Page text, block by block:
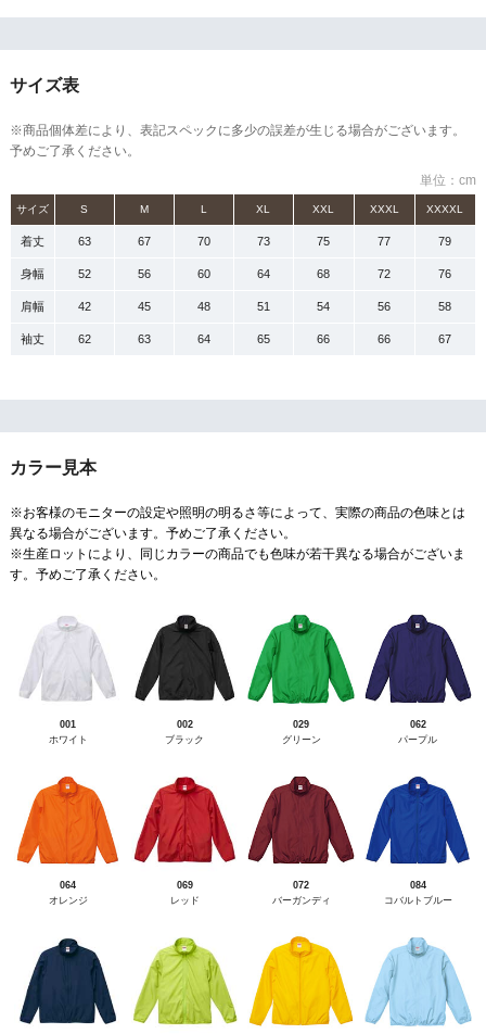
サイズ表
※商品個体差により、表記スペックに多少の誤差が生じる場合がございます。
予めご了承ください。
単位：cm
サイズ S M L XL XXL XXXL XXXXL
着丈 63 67 70 73 75 77 79
身幅 52 56 60 64 68 72 76
肩幅 42 45 48 51 54 56 58
袖丈 62 63 64 65 66 66 67
カラー見本
※お客様のモニターの設定や照明の明るさ等によって、実際の商品の色味とは
異なる場合がございます。予めご了承ください。
※生産ロットにより、同じカラーの商品でも色味が若干異なる場合がございま
す。予めご了承ください。
001
ホワイト
002
ブラック
029
グリーン
062
パープル
064
オレンジ
069
レッド
072
バーガンディ
084
コバルトブルー